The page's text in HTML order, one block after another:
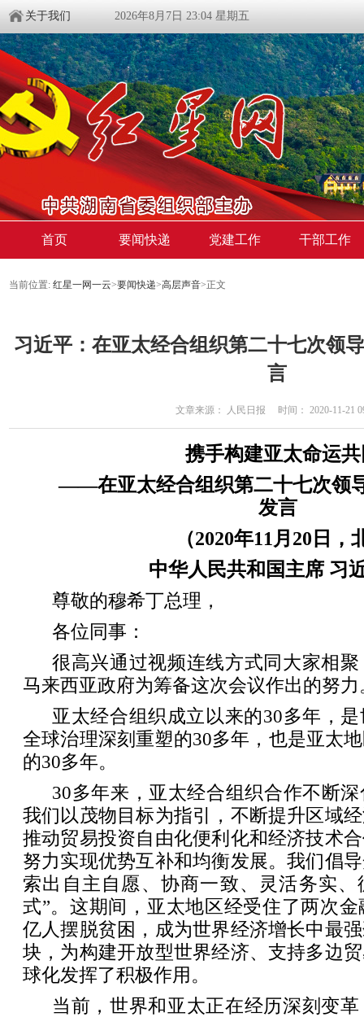
关于我们 2026年8月7日 23:04 星期五
首页 要闻快递 党建工作 干部工作
当前位置: 红星一网一云>要闻快递>高层声音>正文
习近平：在亚太经合组织第二十七次领
言
文章来源： 人民日报 时间： 2020-11-21
携手构建亚太命运
——在亚太经合组织第二十七次领
发言
（2020年11月20日，
中华人民共和国主席 习
尊敬的穆希丁总理，
各位同事：
很高兴通过视频连线方式同大家相
马来西亚政府为筹备这次会议作出的努力
亚太经合组织成立以来的30多年，
全球治理深刻重塑的30多年，也是亚太
的30多年。
30多年来，亚太经合组织合作不断
我们以茂物目标为指引，不断提升区域
推动贸易投资自由化便利化和经济技术
努力实现优势互补和均衡发展。我们倡
索出自主自愿、协商一致、灵活务实、
式”。这期间，亚太地区经受住了两次
亿人摆脱贫困，成为世界经济增长中最
块，为构建开放型世界经济、支持多边
球化发挥了积极作用。
当前，世界和亚太正在经历深刻变